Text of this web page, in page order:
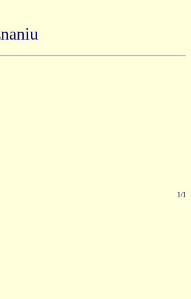
1/1